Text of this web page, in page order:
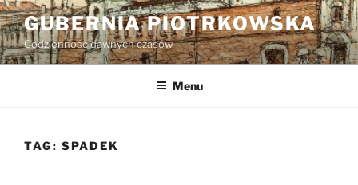
Przejdź
do
treści
GUBERNIA PIOTRKOWSKA
Codzienność dawnych czasów
Menu
TAG: SPADEK